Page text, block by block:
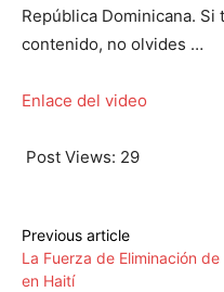
República Dominicana.
contenido, no olvides …
Enlace del video
Post Views: 29
Previous article
La Fuerza de Eliminación
en Haití